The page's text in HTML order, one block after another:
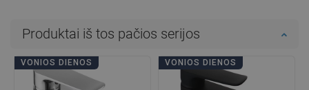
Produktai iš tos pačios serijos
VONIOS DIENOS VONIOS DIENOS